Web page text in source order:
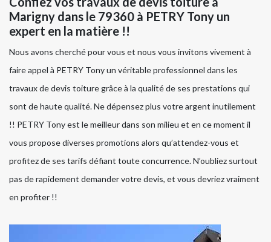
Marigny dans le 79360 à PETRY Tony un
expert en la matière !!
Nous avons cherché pour vous et nous vous invitons vivement à
faire appel à PETRY Tony un véritable professionnel dans les
travaux de devis toiture grâce à la qualité de ses prestations qui
sont de haute qualité. Ne dépensez plus votre argent inutilement
!! PETRY Tony est le meilleur dans son milieu et en ce moment il
vous propose diverses promotions alors qu’attendez-vous et
profitez de ses tarifs défiant toute concurrence. N’oubliez surtout
pas de rapidement demander votre devis, et vous devriez vraiment
en profiter !!